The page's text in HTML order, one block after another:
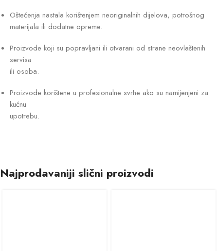
Oštećenja nastala korištenjem neoriginalnih dijelova, potrošnog
materijala ili dodatne opreme.
Proizvode koji su popravljani ili otvarani od strane neovlaštenih
servisa
ili osoba.
Proizvode korištene u profesionalne svrhe ako su namijenjeni za
kućnu
upotrebu.
Najprodavaniji slični proizvodi